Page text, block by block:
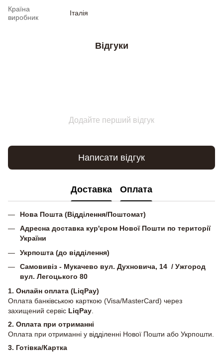
Країна
виробник
Італія
Відгуки
Додайте перший відгук
Написати відгук
Доставка Оплата
Нова Пошта (Відділення/Поштомат)
Адресна доставка кур'єром Нової Пошти по території
України
Укрпошта (до відділення)
Самовивіз - Мукачево вул. Духновича, 14 / Ужгород
вул. Легоцького 80
1. Онлайн оплата (LiqPay)
Оплата банківською карткою (Visa/MasterCard) через
захищений сервіс LiqPay
2. Оплата при отриманні
Оплата при отриманні у відділенні Нової Пошти або Укрпошти.
3. Готівка/Картка